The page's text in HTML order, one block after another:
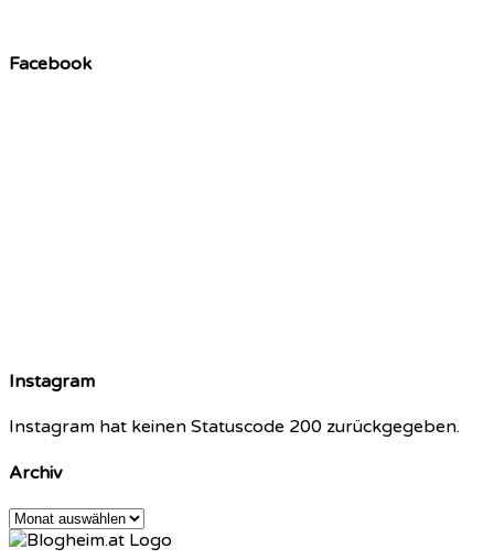
Facebook
Instagram
Instagram hat keinen Statuscode 200 zurückgegeben.
Archiv
Archiv